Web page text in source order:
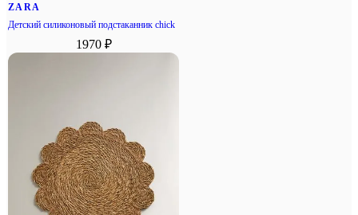
ZARA
Детский силиконовый подстаканник chick
1970 ₽